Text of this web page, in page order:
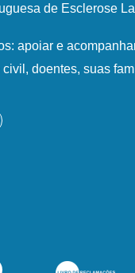
de Esclerose
apoiar e
doentes, suas